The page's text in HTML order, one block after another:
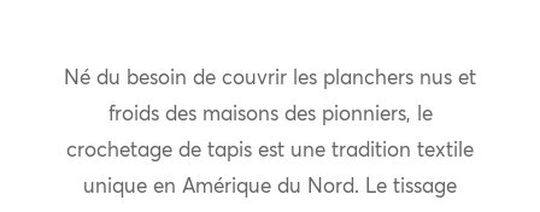
Né du besoin de couvrir les planchers nus et
froids des maisons des pionniers, le
crochetage de tapis est une tradition textile
unique en Amérique du Nord. Le tissage